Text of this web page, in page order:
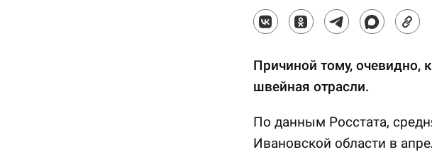
Причиной тому, очевидно,
швейная отрасли.
По данным Росстата,
Ивановской области в